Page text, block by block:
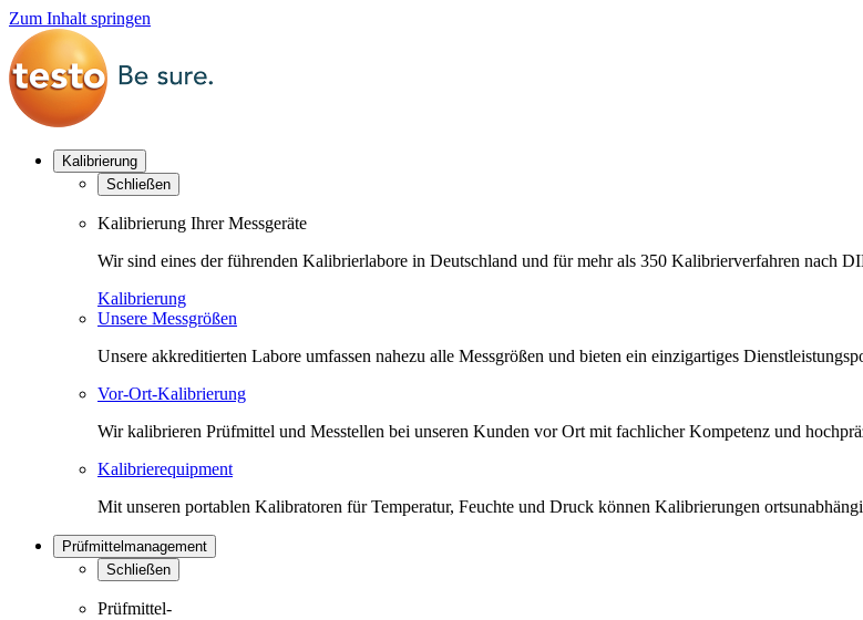
Zum Inhalt springen
Kalibrierung
Schließen
Kalibrierung Ihrer Messgeräte
Wir sind eines der führenden Kalibrierlabore in Deutschland und für mehr als 350 Kalibrierverfahren nach
Kalibrierung
Unsere Messgrößen
Unsere akkreditierten Labore umfassen nahezu alle Messgrößen und bieten ein einzigartiges
Vor-Ort-Kalibrierung
Wir kalibrieren Prüfmittel und Messtellen bei unseren Kunden vor Ort mit fachlicher Kompetenz und
Kalibrierequipment
Mit unseren portablen Kalibratoren für Temperatur, Feuchte und Druck können Kalibrierungen
Prüfmittelmanagement
Schließen
Prüfmittel-